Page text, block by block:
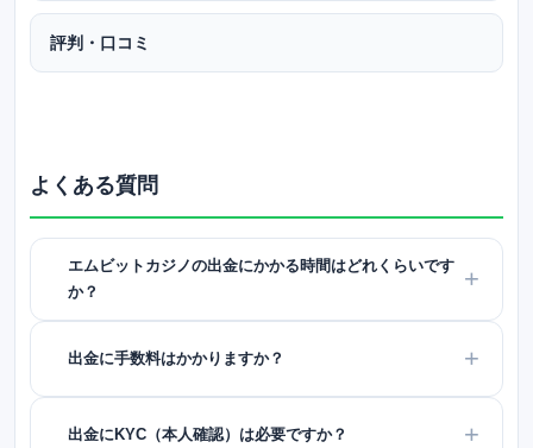
評判・口コミ
よくある質問
エムビットカジノの出金にかかる時間はどれくらいです
か？
出金に手数料はかかりますか？
出金にKYC（本人確認）は必要ですか？